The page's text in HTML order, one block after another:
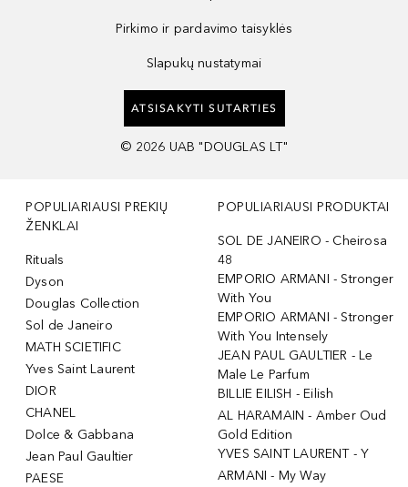
Pirkimo ir pardavimo taisyklės
Slapukų nustatymai
ATSISAKYTI SUTARTIES
© 2026 UAB "DOUGLAS LT"
POPULIARIAUSI PREKIŲ
ŽENKLAI
Rituals
Dyson
Douglas Collection
Sol de Janeiro
MATH SCIETIFIC
Yves Saint Laurent
DIOR
CHANEL
Dolce & Gabbana
Jean Paul Gaultier
PAESE
POPULIARIAUSI PRODUKTAI
SOL DE JANEIRO - Cheirosa
48
EMPORIO ARMANI - Stronger
With You
EMPORIO ARMANI - Stronger
With You Intensely
JEAN PAUL GAULTIER - Le
Male Le Parfum
BILLIE EILISH - Eilish
AL HARAMAIN - Amber Oud
Gold Edition
YVES SAINT LAURENT - Y
ARMANI - My Way